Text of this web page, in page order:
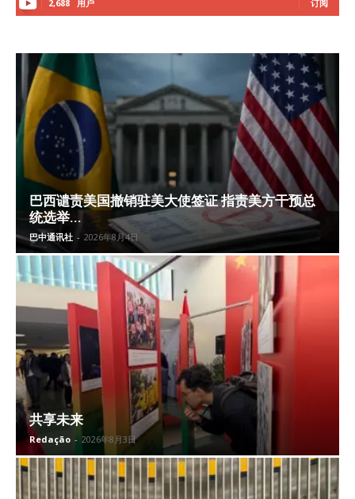
2,688 用户 订阅
巴西谴责美国撤销驻美大使签证 指责美方干预总
统选举...
巴中通讯社 - 2026年8月4日
共享未来
Redação - 2026年8月3日